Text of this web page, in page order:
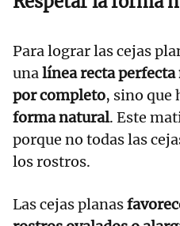
Para lograr las cejas
unalínea recta
por completo, sino que
forma natural. Este
porque no todas las
los rostros.
Las cejas planas